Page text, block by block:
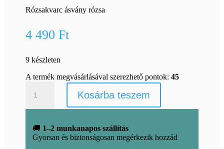
Rózsakvarc ásvány rózsa
4 490Ft
9 készleten
A termék megvásárlásával szerezhető pontok:45
rózsa
Kosárba teszem
🚚 1–2 munkanapos szállítás
Gyorsan és biztonságosan megérkezik hozzád